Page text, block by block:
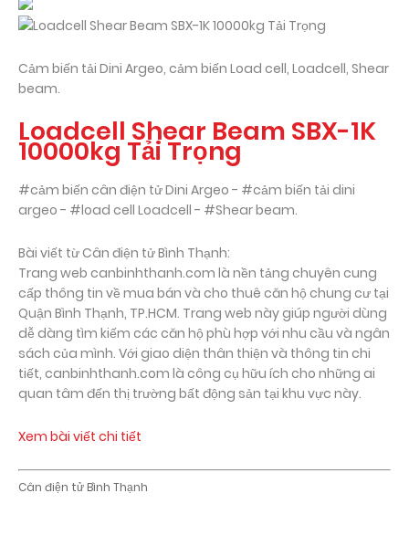
Cảm biến tải Dini Argeo, cảm biến Load cell, Loadcell, Shear
beam.
Loadcell Shear Beam SBX-1K
10000kg Tải Trọng
#cảm biến cân điện tử Dini Argeo - #cảm biến tải dini
argeo - #load cell Loadcell - #Shear beam.
Bài viết từ Cân điện tử Bình Thạnh:
Trang web canbinhthanh.com là nền tảng chuyên cung
cấp thông tin về mua bán và cho thuê căn hộ chung cư tại
Quận Bình Thạnh, TP.HCM. Trang web này giúp người dùng
dễ dàng tìm kiếm các căn hộ phù hợp với nhu cầu và ngân
sách của mình. Với giao diện thân thiện và thông tin chi
tiết, canbinhthanh.com là công cụ hữu ích cho những ai
quan tâm đến thị trường bất động sản tại khu vực này.
Xem bài viết chi tiết
Cân điện tử Bình Thạnh